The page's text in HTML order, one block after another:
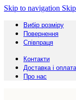
Skip to navigation
Вибір розміру
Повернення
Співпраця
Контакти
Доставка і оплата
Про нас